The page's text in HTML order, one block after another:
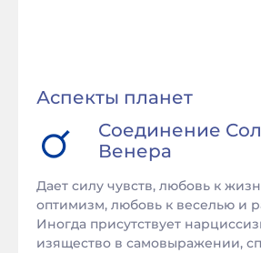
Аспекты планет
Соединение
Венера
Дает силу чувств, любовь к
оптимизм, любовь к веселью и
Иногда присутствует
изящество в самовыражении,